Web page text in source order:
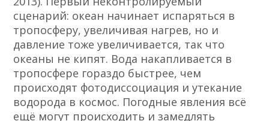
сценарий: океан начинает испаряться в
тропосферу, увеличивая нагрев, но и
давление тоже увеличивается, так что
океаны не кипят. Вода накапливается в
тропосфере гораздо быстрее, чем
происходят фотодиссоциация и утекание
водорода в космос. Погодные явления всё
ещё могут происходить и замедлять